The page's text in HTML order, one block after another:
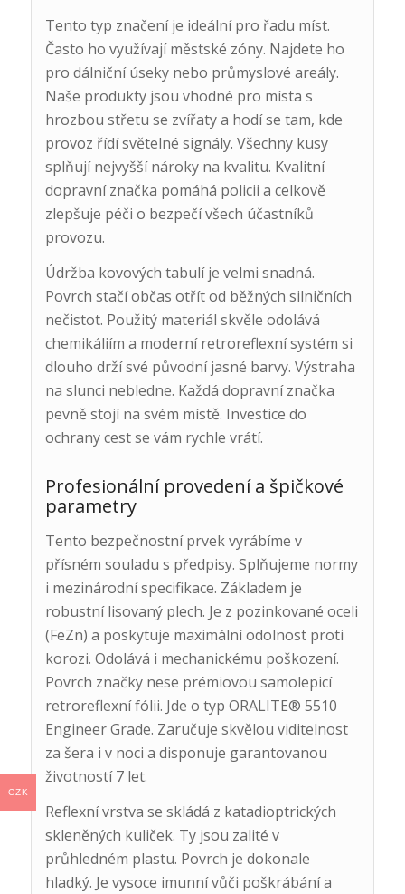
Tento typ značení je ideální pro řadu míst.
Často ho využívají městské zóny. Najdete ho
pro dálniční úseky nebo průmyslové areály.
Naše produkty jsou vhodné pro místa s
hrozbou střetu se zvířaty a hodí se tam, kde
provoz řídí světelné signály. Všechny kusy
splňují nejvyšší nároky na kvalitu. Kvalitní
dopravní značka pomáhá policii a celkově
zlepšuje péči o bezpečí všech účastníků
provozu.
Údržba kovových tabulí je velmi snadná.
Povrch stačí občas otřít od běžných silničních
nečistot. Použitý materiál skvěle odolává
chemikáliím a moderní retroreflexní systém si
dlouho drží své původní jasné barvy. Výstraha
na slunci nebledne. Každá dopravní značka
pevně stojí na svém místě. Investice do
ochrany cest se vám rychle vrátí.
Profesionální provedení a špičkové
parametry
Tento bezpečnostní prvek vyrábíme v
přísném souladu s předpisy. Splňujeme normy
i mezinárodní specifikace. Základem je
robustní lisovaný plech. Je z pozinkované oceli
(FeZn) a poskytuje maximální odolnost proti
korozi. Odolává i mechanickému poškození.
Povrch značky nese prémiovou samolepicí
retroreflexní fólii. Jde o typ ORALITE® 5510
Engineer Grade. Zaručuje skvělou viditelnost
za šera i v noci a disponuje garantovanou
životností 7 let.
Reflexní vrstva se skládá z katadioptrických
skleněných kuliček. Ty jsou zalité v
průhledném plastu. Povrch je dokonale
hladký. Je vysoce imunní vůči poškrábání a
CZK